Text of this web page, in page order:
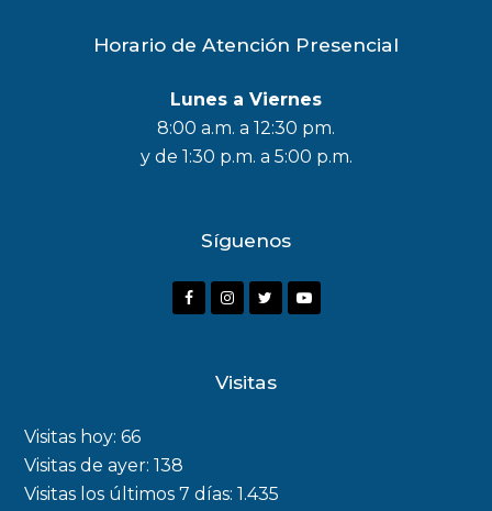
Horario de Atención Presencial
Lunes a Viernes
8:00 a.m. a 12:30 pm.
y de 1:30 p.m. a 5:00 p.m.
Síguenos
F
o
I
r
Y
Visitas
Visitas hoy:66
Visitas de ayer:138
Visitas los últimos 7 días:1.435